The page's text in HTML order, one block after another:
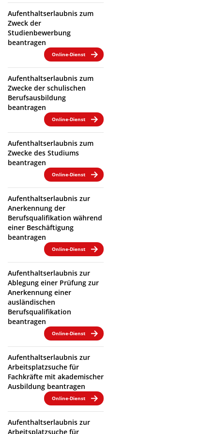
Aufenthaltserlaubnis zum
Zweck der
Studienbewerbung
beantragen
Online-Dienst
Aufenthaltserlaubnis zum
Zwecke der schulischen
Berufsausbildung
beantragen
Online-Dienst
Aufenthaltserlaubnis zum
Zwecke des Studiums
beantragen
Online-Dienst
Aufenthaltserlaubnis zur
Anerkennung der
Berufsqualifikation während
einer Beschäftigung
beantragen
Online-Dienst
Aufenthaltserlaubnis zur
Ablegung einer Prüfung zur
Anerkennung einer
ausländischen
Berufsqualifikation
beantragen
Online-Dienst
Aufenthaltserlaubnis zur
Arbeitsplatzsuche für
Fachkräfte mit akademischer
Ausbildung beantragen
Online-Dienst
Aufenthaltserlaubnis zur
Arbeitsplatzsuche für